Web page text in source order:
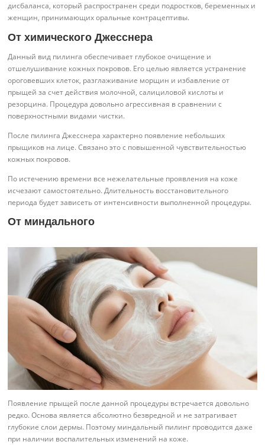
дисбаланса, который распространен среди подростков, беременных и
женщин, принимающих оральные контрацептивы.
От химического Джесснера
Данный вид пилинга обеспечивает глубокое очищение и
отшелушивание кожных покровов. Его целью является устранение
ороговевших клеток, разглаживание морщин и избавление от
прыщей за счет действия молочной, салициловой кислоты и
резорцина. Процедура довольно агрессивная в сравнении с
поверхностными видами чистки.
После пилинга Джесснера характерно появление небольших
прыщиков на лице. Связано это с повышенной чувствительностью
кожных покровов.
По истечению времени все нежелательные проявления на коже
исчезают самостоятельно. Длительность восстановительного
периода будет зависеть от интенсивности выполненной процедуры.
От миндального
Появление прыщей после данной процедуры встречается довольно
редко. Основа является абсолютно безвредной и не затрагивает
глубокие слои дермы. Поэтому миндальный пилинг проводится даже
при наличии воспалительных изменений на коже.